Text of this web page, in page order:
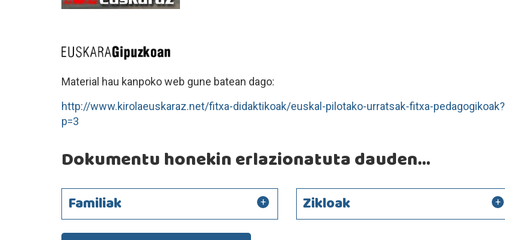
Material hau kanpoko web gune batean dago:
http://www.kirolaeuskaraz.net/fitxa-didaktikoak/euskal-pilotako-urratsak-fitxa-pedagogikoak?
p=3
Dokumentu honekin erlazionatuta dauden...
Familiak Zikloak